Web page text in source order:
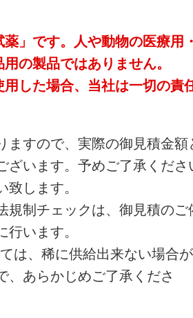
」です。人や動物の医療用
の製品ではありません。
した場合、当社は一切の責
ますので、実際の御見積金額
ざいます。予めご了承くださ
致します。
規制チェックは、御見積のご
行います。
は、稀に供給出来ない場合が
、あらかじめご了承くださ